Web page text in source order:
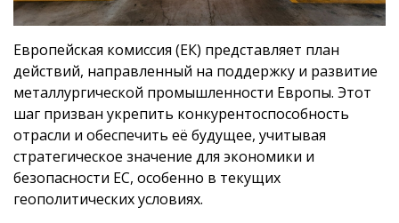
Европейская комиссия (ЕК) представляет план
действий, направленный на поддержку и развитие
металлургической промышленности Европы. Этот
шаг призван укрепить конкурентоспособность
отрасли и обеспечить её будущее, учитывая
стратегическое значение для экономики и
безопасности ЕС, особенно в текущих
геополитических условиях.